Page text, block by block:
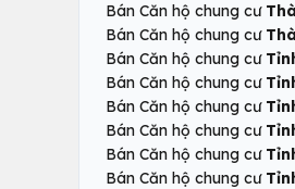
Bán Căn hộ chung cư
Bán Căn hộ chung cư
Bán Căn hộ chung cư
Bán Căn hộ chung cư
Bán Căn hộ chung cư
Bán Căn hộ chung cư
Bán Căn hộ chung cư
Bán Căn hộ chung cư